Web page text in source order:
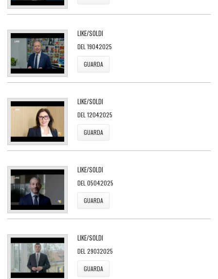
LIKE/SOLDI
DEL 19042025
GUARDA
LIKE/SOLDI
DEL 12042025
GUARDA
LIKE/SOLDI
DEL 05042025
GUARDA
LIKE/SOLDI
DEL 29032025
GUARDA